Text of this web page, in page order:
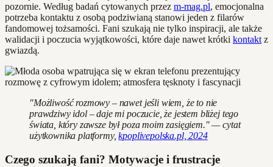
pozornie. Według badań cytowanych przez m-mag.pl, emocjonalna
potrzeba kontaktu z osobą podziwianą stanowi jeden z filarów
fandomowej tożsamości. Fani szukają nie tylko inspiracji, ale także
walidacji i poczucia wyjątkowości, które daje nawet krótki kontakt z
gwiazdą.
"Możliwość rozmowy – nawet jeśli wiem, że to nie
prawdziwy idol – daje mi poczucie, że jestem bliżej tego
świata, który zawsze był poza moim zasięgiem." — cytat
użytkownika platformy,kpoplivepolska.pl, 2024
Czego szukają fani? Motywacje i frustracje